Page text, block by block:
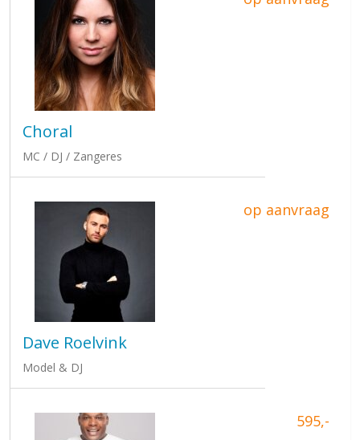
Choral
MC / DJ / Zangeres
Dave Roelvink
Model & DJ
op aanvraag
595,-